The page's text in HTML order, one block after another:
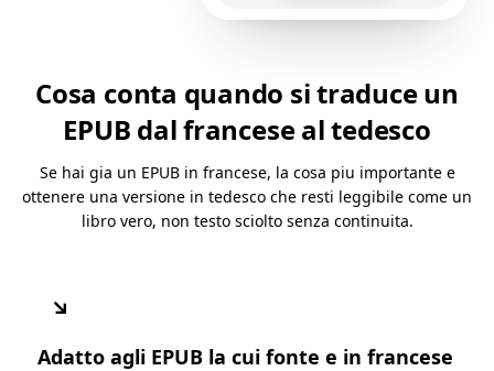
Cosa conta quando si traduce un
EPUB dal francese al tedesco
Se hai gia un EPUB in francese, la cosa piu importante e
ottenere una versione in tedesco che resti leggibile come un
libro vero, non testo sciolto senza continuita.
↘
Adatto agli EPUB la cui fonte e in francese